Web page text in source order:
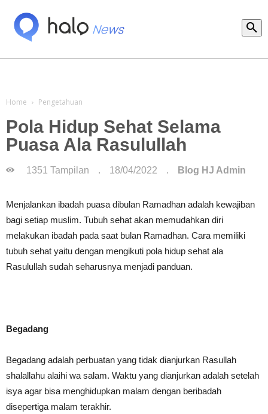
Home Pengetahuan
Pola Hidup Sehat Selama
Puasa Ala Rasulullah
1351 Tampilan . 18/04/2022 . Blog HJ Admin
Menjalankan ibadah puasa dibulan Ramadhan adalah kewajiban
bagi setiap muslim. Tubuh sehat akan memudahkan diri
melakukan ibadah pada saat bulan Ramadhan. Cara memiliki
tubuh sehat yaitu dengan mengikuti pola hidup sehat ala
Rasulullah sudah seharusnya menjadi panduan.
Begadang
Begadang adalah perbuatan yang tidak dianjurkan Rasullah
shalallahu alaihi wa salam. Waktu yang dianjurkan adalah setelah
isya agar bisa menghidupkan malam dengan beribadah
disepertiga malam terakhir.